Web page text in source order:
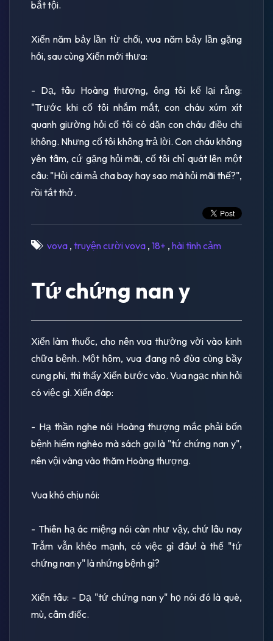
bắt tội.
Xiển năm bảy lần từ chối, vua năm bảy lần gặng
hỏi, sau cùng Xiển mới thưa:
- Dạ, tâu Hoàng thượng, ông tôi kể lại rằng:
"Trước khi cố tôi nhắm mắt, con cháu xúm xít
quanh giường hỏi cố tôi có dặn con cháu điều chi
không. Nhưng cố tôi không trả lời. Con cháu không
yên tâm, cứ gặng hỏi mãi, cố tôi chỉ quát lên một
câu: "Hỏi cái mả cha bay hay sao mà hỏi mãi thế?",
rồi tắt thở.
vova , truyện cười vova , 18+ , hài tình cảm
Tứ chứng nan y
Xiển làm thuốc, cho nên vua thường vời vào kinh
chữa bệnh. Một hôm, vua đang nô đùa cùng bầy
cung phi, thì thấy Xiển bước vào. Vua ngạc nhin hỏi
có việc gì. Xiển đáp:
- Hạ thần nghe nói Hoàng thượng mắc phải bốn
bệnh hiểm nghèo mà sách gọi là "tứ chứng nan y",
nên vội vàng vào thăm Hoàng thượng.
Vua khó chịu nói:
- Thiên hạ ác miệng nói càn như vậy, chứ lâu nay
Trẫm vẫn khẻo mạnh, có việc gì đâu! à thế "tứ
chứng nan y" là nhứng bệnh gì?
Xiển tâu: - Dạ "tứ chứng nan y" họ nói đó là què,
mù, câm điếc.